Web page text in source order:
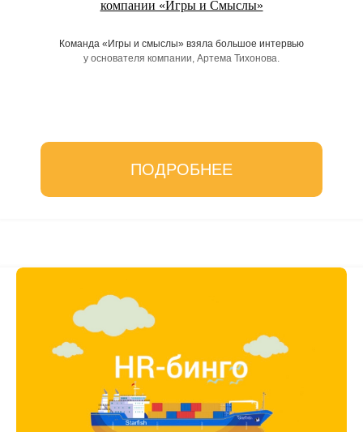
компании «Игры и Смыслы»
Команда «Игры и смыслы» взяла большое интервью
у основателя компании, Артема Тихонова.
ПОДРОБНЕЕ